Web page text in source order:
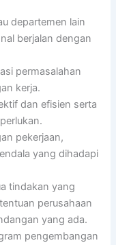
departemen lain
berjalan dengan
permasalahan
kerja.
dan efisien serta
pekerjaan,
yang dihadapi
tindakan yang
perusahaan
yang ada.
pengembangan